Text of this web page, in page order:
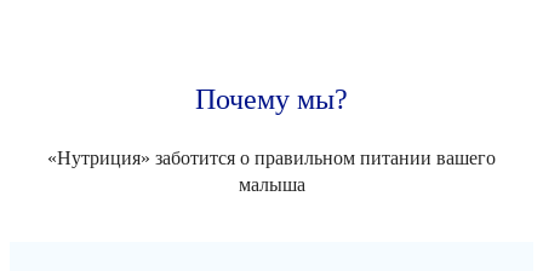
Почему мы?
«Нутриция» заботится о правильном питании вашего
малыша